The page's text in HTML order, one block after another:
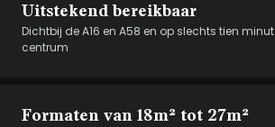
Uitstekend bereikbaar
Dichtbij de A16 en A58 en op slechts tien
centrum
Formaten van 18m² tot 27m²